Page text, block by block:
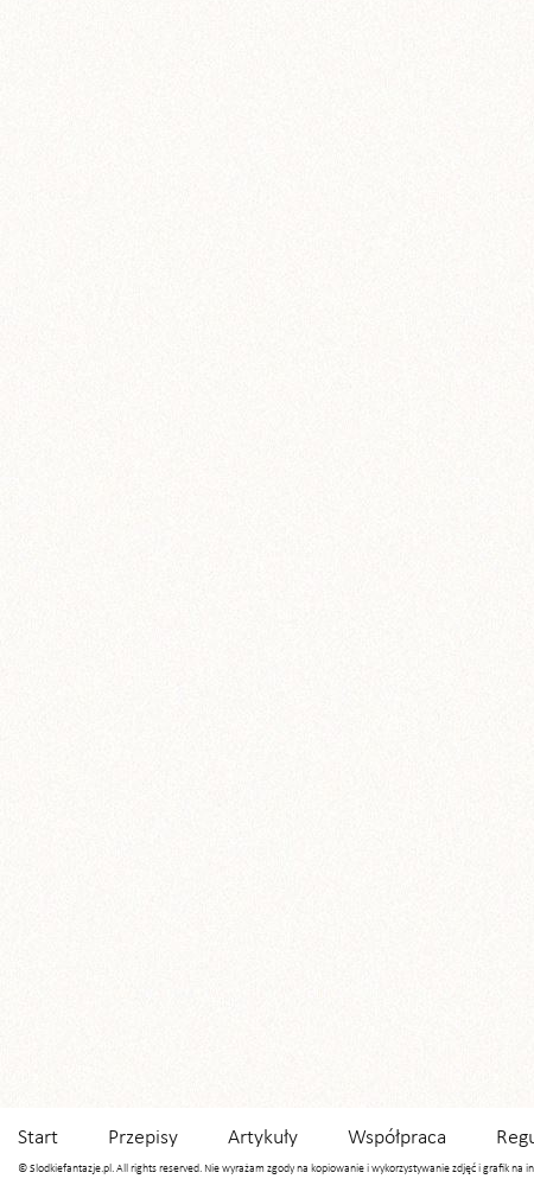
Start Przepisy Artykuły Współpraca
© Slodkiefantazje.pl. All rights reserved. Nie wyrażam zgody na kopiowanie i wykorzystywanie zdjęć i grafik na